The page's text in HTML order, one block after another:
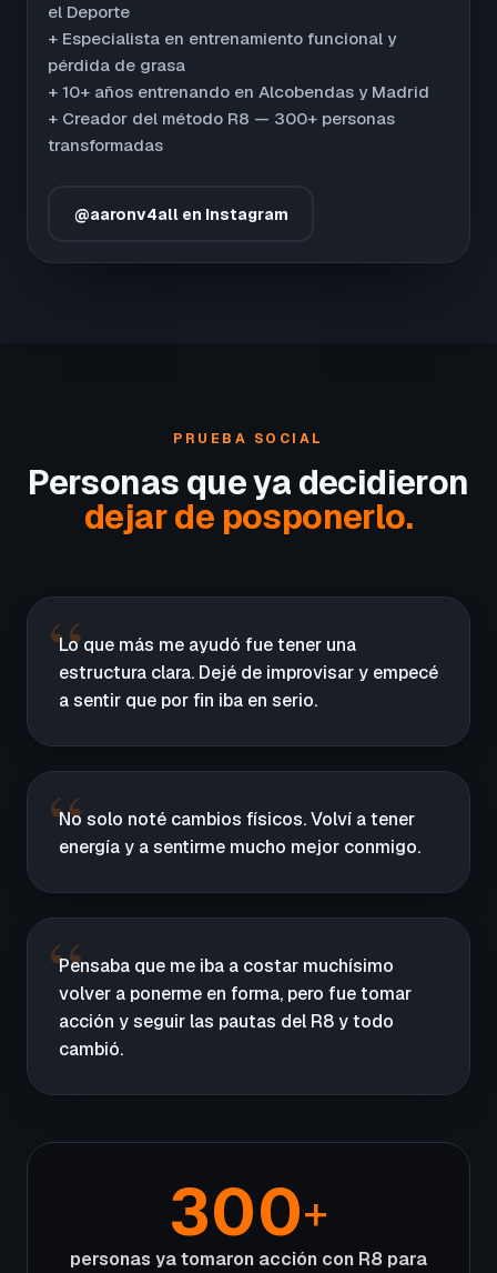
el Deporte
+ Especialista en entrenamiento funcional y
pérdida de grasa
+ 10+ años entrenando en Alcobendas y Madrid
+ Creador del método R8 — 300+ personas
transformadas
@aaronv4all en Instagram
PRUEBA SOCIAL
Personas que ya decidieron
dejar de posponerlo.
Lo que más me ayudó fue tener una
estructura clara. Dejé de improvisar y empecé
a sentir que por fin iba en serio.
No solo noté cambios físicos. Volví a tener
energía y a sentirme mucho mejor conmigo.
Pensaba que me iba a costar muchísimo
volver a ponerme en forma, pero fue tomar
acción y seguir las pautas del R8 y todo
cambió.
300+
personas ya tomaron acción con R8 para